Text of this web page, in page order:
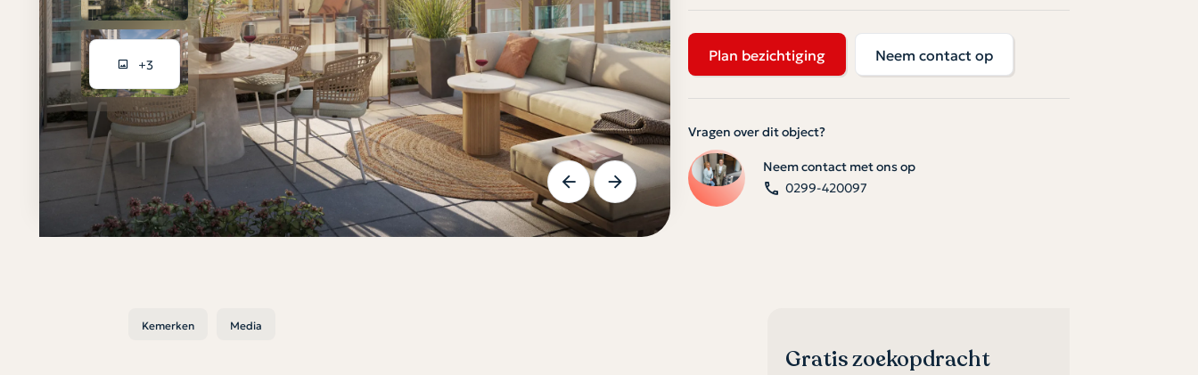
+3 Plan bezichtiging Neem contact op
Vragen over dit object?
Neem contact met ons op
0299-420097
Kemerken Media
Gratis zoekopdracht